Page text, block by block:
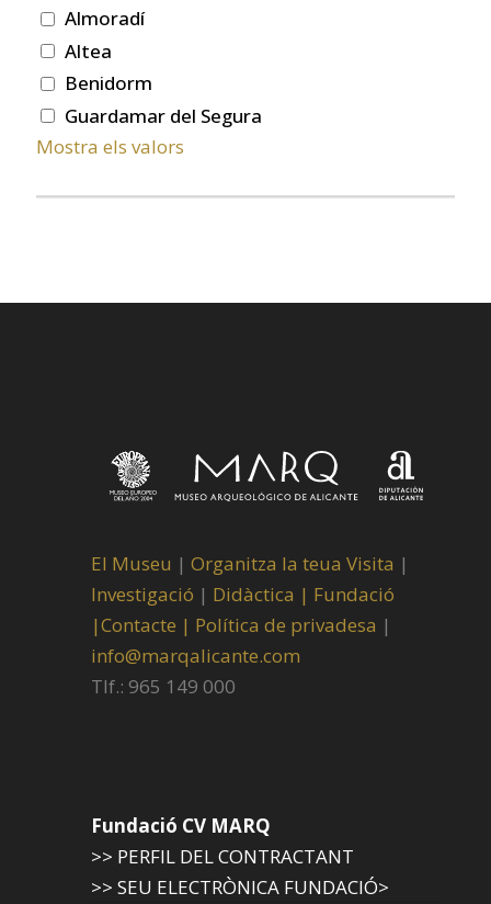
Almoradí
Altea
Benidorm
Guardamar del Segura
Mostra els valors
El Museu | Organitza la teua Visita |
Investigació | Didàctica | Fundació
|Contacte | Política de privadesa |
info@marqalicante.com
Tlf.: 965 149 000
Fundació CV MARQ
>> PERFIL DEL CONTRACTANT
>> SEU ELECTRÒNICA FUNDACIÓ>